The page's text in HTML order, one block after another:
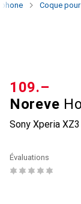
Coque
Noreve
Sony Xperia XZ3
CHF
109.–
Évaluations